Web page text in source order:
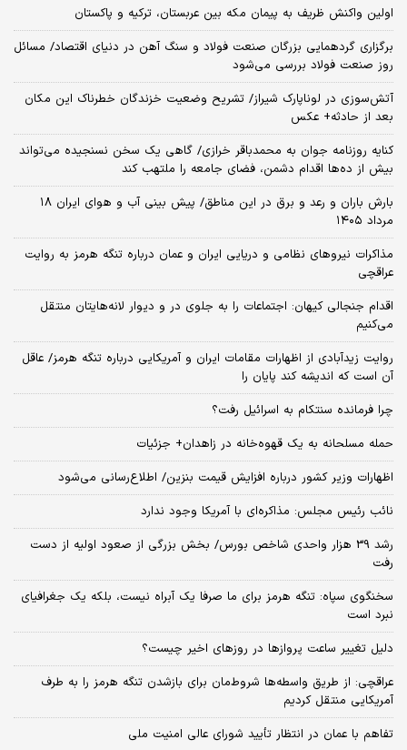
اولین واکنش ظریف به پیمان مکه بین عربستان، ترکیه و پاکستان
برگزاری گردهمایی بزرگان صنعت فولاد و سنگ آهن در دنیای اقتصاد/ مسائل
روز صنعت فولاد بررسی می‌شود
آتش‌سوزی در لوناپارک شیراز/ تشریح وضعیت خزندگان خطرناک این مکان
بعد از حادثه+ عکس
کنایه روزنامه جوان به محمدباقر خرازی/ گاهی یک سخن نسنجیده می‌تواند
بیش از ده‌ها اقدام دشمن، فضای جامعه را ملتهب کند
بارش باران و رعد و برق در این مناطق/ پیش بینی آب و هوای ایران ۱۸
مرداد ۱۴۰۵
مذاکرات نیروهای نظامی و دریایی ایران و عمان درباره تنگه هرمز به روایت
عراقچی
اقدام جنجالی کیهان: اجتماعات را به جلوی در و دیوار لانه‌هایتان منتقل
می‌کنیم
روایت زیدآبادی از اظهارات مقامات ایران و آمریکایی درباره تنگه هرمز/ عاقل
آن است که اندیشه کند پایان را
چرا فرمانده سنتکام به اسرائیل رفت؟
حمله مسلحانه به یک قهوه‌خانه در زاهدان+ جزئیات
اظهارات وزیر کشور درباره افزایش قیمت بنزین/ اطلاع‌رسانی می‌شود
نائب رئیس مجلس: مذاکره‌ای با آمریکا وجود ندارد
رشد 39 هزار واحدی شاخص بورس/ بخش بزرگی از صعود اولیه از دست
رفت
سخنگوی سپاه: تنگه هرمز برای ما صرفا یک آبراه نیست، بلکه یک جغرافیای
نبرد است
دلیل تغییر ساعت پروازها در روزهای اخیر چیست؟
عراقچی: از طریق واسطه‌ها شروط‌مان برای بازشدن تنگه هرمز را به طرف
آمریکایی منتقل کردیم
تفاهم با عمان در انتظار تأیید شورای عالی امنیت ملی